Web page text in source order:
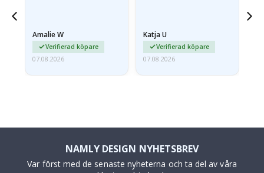
Amalie W
Verifierad köpare
07.08.2026
Katja U
Verifierad köpare
07.08.2026
NAMLY DESIGN NYHETSBREV
Var först med de senaste nyheterna och ta del av våra